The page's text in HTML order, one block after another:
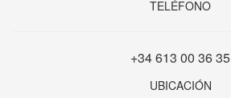
TELÉFONO
+34 613 00 36 35
UBICACIÓN